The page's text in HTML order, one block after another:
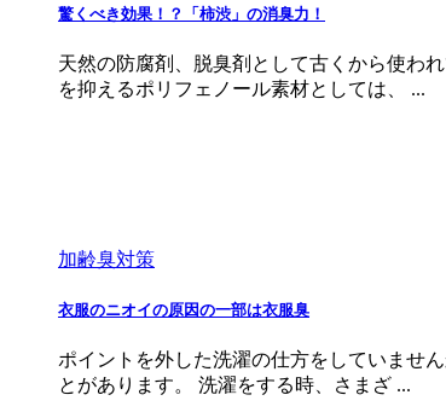
驚くべき効果！？「柿渋」の消臭力！
天然の防腐剤、脱臭剤として古くから使わ
を抑えるポリフェノール素材としては、 ...
加齢臭対策
衣服のニオイの原因の一部は衣服臭
ポイントを外した洗濯の仕方をしていませ
とがあります。 洗濯をする時、さまざ ...